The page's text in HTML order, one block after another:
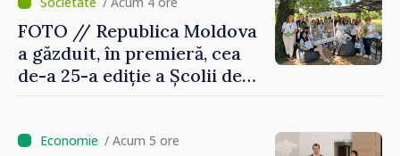
FOTO // Republica Moldova
a găzduit, în premieră, cea
de-a 25-a ediție a Școlii de
/ Acum 5 ore